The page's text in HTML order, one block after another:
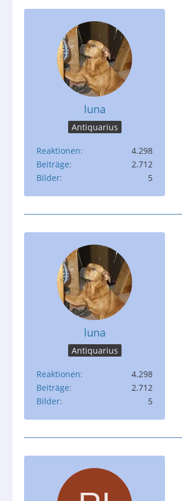
luna
Antiquarius
Reaktionen
4.298
Beiträge
2.712
Bilder
5
luna
Antiquarius
Reaktionen
4.298
Beiträge
2.712
Bilder
5